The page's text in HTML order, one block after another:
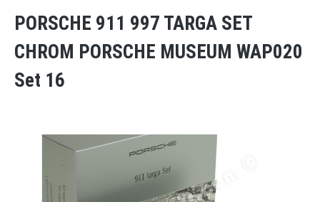
PORSCHE 911 997 TARGA SET
CHROM PORSCHE MUSEUM WAP020
Set 16